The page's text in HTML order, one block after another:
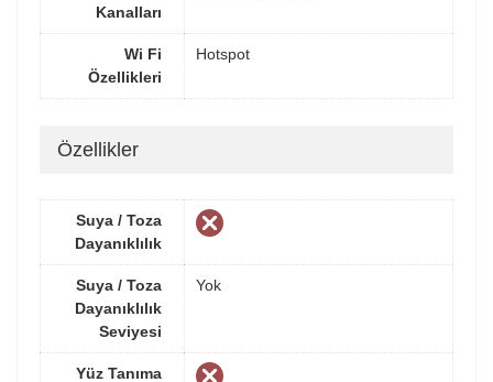
Kanalları
Wi Fi
Özellikleri
Hotspot
Özellikler
Suya / Toza
Dayanıklılık
Suya / Toza
Dayanıklılık
Seviyesi
Yok
Yüz Tanıma